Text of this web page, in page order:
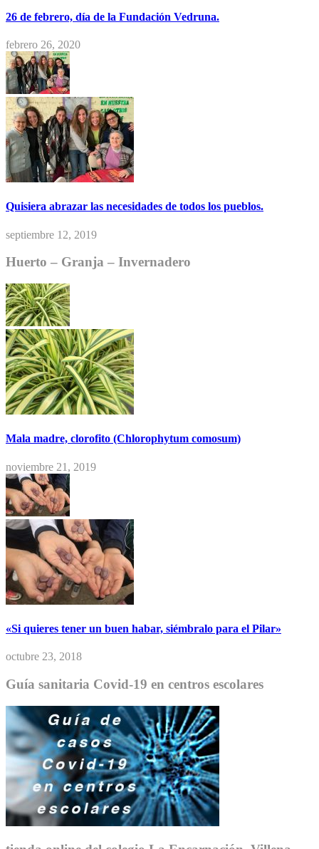
26 de febrero, día de la Fundación Vedruna.
febrero 26, 2020
Quisiera abrazar las necesidades de todos los pueblos.
septiembre 12, 2019
Huerto – Granja – Invernadero
Mala madre, clorofito (Chlorophytum comosum)
noviembre 21, 2019
«Si quieres tener un buen habar, siémbralo para el Pilar»
octubre 23, 2018
Guía sanitaria Covid-19 en centros escolares